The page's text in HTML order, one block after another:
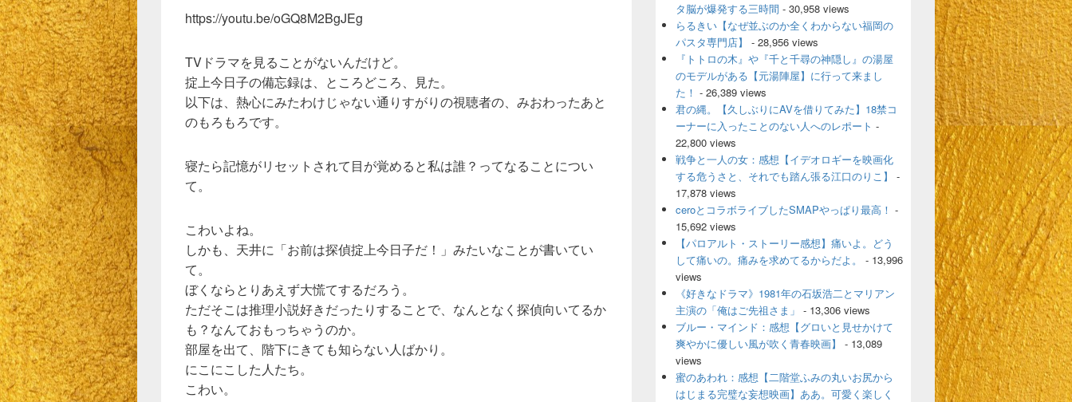
https://youtu.be/oGQ8M2BgJEg
TVドラマを見ることがないんだけど。
掟上今日子の備忘録は、ところどころ、見た。
以下は、熱心にみたわけじゃない通りすがりの視聴者の、みおわったあと
のもろもろです。
寝たら記憶がリセットされて目が覚めると私は誰？ってなることについ
て。
こわいよね。
しかも、天井に「お前は探偵掟上今日子だ！」みたいなことが書いてい
て。
ぼくならとりあえず大慌てするだろう。
ただそこは推理小説好きだったりすることで、なんとなく探偵向いてるか
も？なんておもっちゃうのか。
部屋を出て、階下にきても知らない人ばかり。
にこにこした人たち。
こわい。
ェ
エ
タ脳が爆発する三時間 - 30,958 views
らるきい【なぜ並ぶのか全くわからない福岡の
パスタ専門店】
- 28,956 views
『トトロの木』や『千と千尋の神隠し』の湯屋
のモデルがある【元湯陣屋】に行って来まし
た！ - 26,389 views
君の縄。【久しぶりにAVを借りてみた】18禁コ
ーナーに入ったことのない人へのレポート -
22,800 views
戦争と一人の女：感想【イデオロギーを映画化
する危うさと、それでも踏ん張る江口のりこ】
-
17,878 views
ceroとコラボライブしたSMAPやっぱり最高！ -
15,692 views
【パロアルト・ストーリー感想】痛いよ。どう
して痛いの。痛みを求めてるからだよ。
- 13,996
views
《好きなドラマ》1981年の石坂浩二とマリアン
主演の「俺はご先祖さま」 - 13,306 views
ブルー・マインド：感想【グロいと見せかけて
爽やかに優しい風が吹く青春映画】
- 13,089
views
蜜のあわれ：感想【二階堂ふみの丸いお尻から
はじまる完璧な妄想映画】ああ。可愛く楽しく